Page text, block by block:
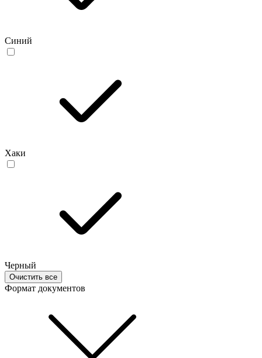
Синий
Хаки
Черный
Очистить все
Формат документов